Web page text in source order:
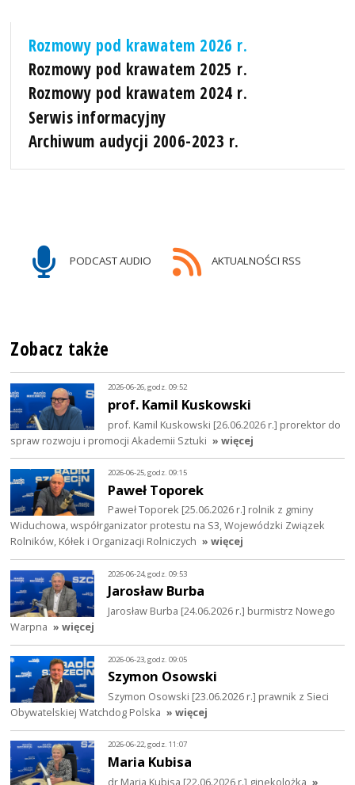
Rozmowy pod krawatem 2026 r.
Rozmowy pod krawatem 2025 r.
Rozmowy pod krawatem 2024 r.
Serwis informacyjny
Archiwum audycji 2006-2023 r.
PODCAST AUDIO AKTUALNOŚCI RSS
Zobacz także
2026-06-26, godz. 09:52
prof. Kamil Kuskowski
prof. Kamil Kuskowski [26.06.2026 r.] prorektor do
spraw rozwoju i promocji Akademii Sztuki » więcej
2026-06-25, godz. 09:15
Paweł Toporek
Paweł Toporek [25.06.2026 r.] rolnik z gminy
Widuchowa, współrganizator protestu na S3, Wojewódzki Związek
Rolników, Kółek i Organizacji Rolniczych » więcej
2026-06-24, godz. 09:53
Jarosław Burba
Jarosław Burba [24.06.2026 r.] burmistrz Nowego
Warpna » więcej
2026-06-23, godz. 09:05
Szymon Osowski
Szymon Osowski [23.06.2026 r.] prawnik z Sieci
Obywatelskiej Watchdog Polska » więcej
2026-06-22, godz. 11:07
Maria Kubisa
dr Maria Kubisa [22.06.2026 r.] ginekolożka »